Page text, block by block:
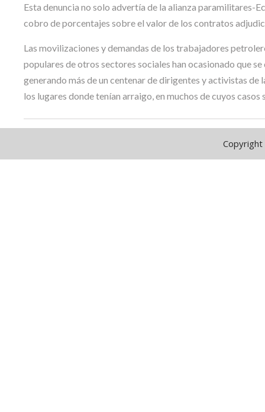
Esta denuncia no solo advertía de la alianza paramilitares-
cobro de porcentajes sobre el valor de los contratos
Las movilizaciones y demandas de los trabajadores
populares de otros sectores sociales han ocasionado que
generando más de un centenar de dirigentes y activistas
los lugares donde tenían arraigo, en muchos de cuyos
Copyright